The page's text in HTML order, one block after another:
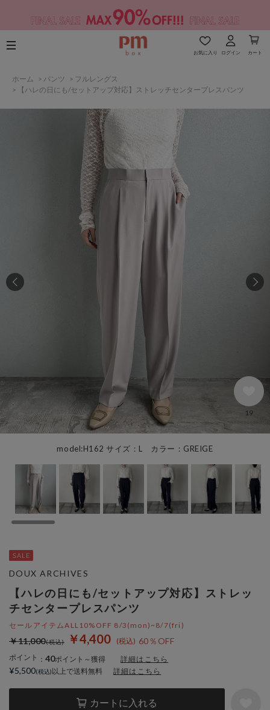
お気に入り ログイン カート
ホーム > パンツ > フルレングス
>
【ハレの日にも/セットアップ対応】ストレッチセンタープレスパンツ
model:H162 サイズ：L カラー：GREIGE
19
【ハレの日にも/セットアップ対応】ストレッ
チセンタープレスパンツ
セールアイテムALL10%OFF 8/3(mon)~8/7(fri)
￥4,400 60％OFF
￥11,000
ポイント ： 40ポイント～獲得 詳細はこちら
カートに入れる
DOUX ARCHIVES
¥5,500 以上で送料無料 詳細はこちら